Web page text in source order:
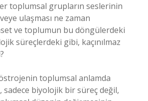
toplumsal grupların seslerinin
ulaşması ne zaman
ve toplumun bu döngülerdeki
süreçlerdeki gibi, kaçınılmaz
östrojenin toplumsal anlamda
sadece biyolojik bir süreç değil,